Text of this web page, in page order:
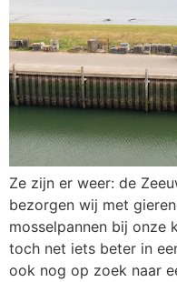
Ze zijn er weer: de
bezorgen wij met
mosselpannen bij onze
toch net iets beter in
ook nog op zoek naar